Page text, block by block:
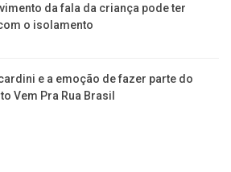
da fala da criança pode ter
o isolamento
e a emoção de fazer parte do
Vem Pra Rua Brasil